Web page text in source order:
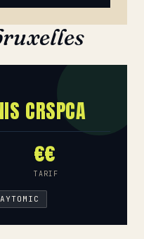
CRSPCA
€€
TARIF